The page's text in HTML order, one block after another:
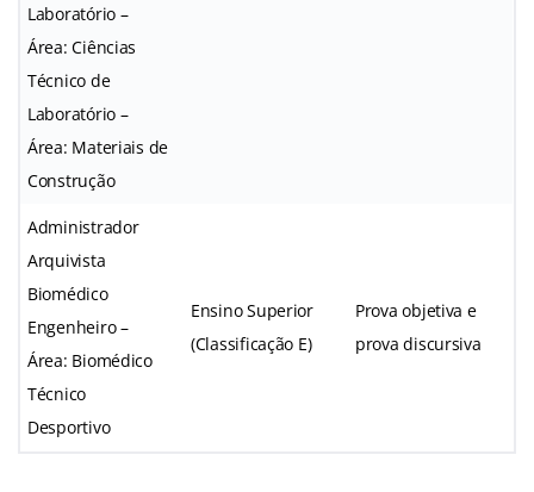
Laboratório –
Área: Ciências
Técnico de
Laboratório –
Área: Materiais de
Construção
Administrador
Arquivista
Biomédico
Engenheiro –
Área: Biomédico
Técnico
Desportivo
Ensino Superior
(Classificação E)
Prova objetiva e
prova discursiva